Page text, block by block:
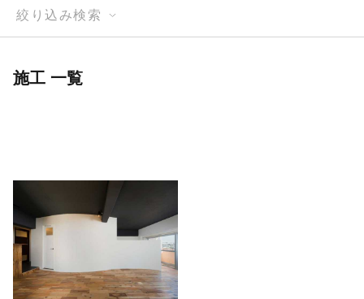
絞り込み検索
施工 一覧